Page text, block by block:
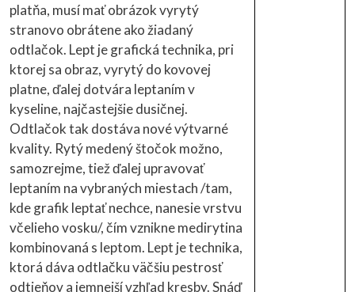
platňa, musí mať obrázok vyrytý
stranovo obrátene ako žiadaný
odtlačok. Lept je grafická technika, pri
ktorej sa obraz, vyrytý do kovovej
platne, ďalej dotvára leptaním v
kyseline, najčastejšie dusičnej.
Odtlačok tak dostáva nové výtvarné
kvality. Rytý medený štočok možno,
samozrejme, tiež ďalej upravovať
leptaním na vybraných miestach /tam,
kde grafik leptať nechce, nanesie vrstvu
včelieho vosku/, čím vznikne medirytina
kombinovaná s leptom. Lept je technika,
ktorá dáva odtlačku väčšiu pestrosť
odtieňov a jemnejší vzhľad kresby. Snáď